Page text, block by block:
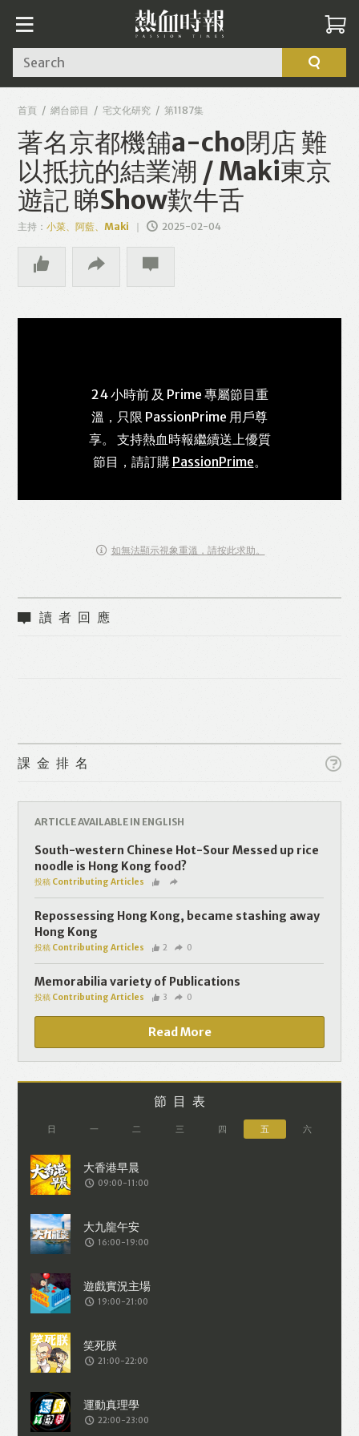
WhatsApp Email
Search
首頁 網台節目 宅文化研究 第1187集
著名京都機舖a-cho閉店 難
以抵抗的結業潮 / Maki東京
遊記 睇Show歎牛舌
主持：小菜、阿藍、Maki 2025-02-04
24 小時前 及 Prime 專屬節目重
溫，只限 PassionPrime 用戶尊
享。 支持熱血時報繼續送上優質
節目，請訂購 PassionPrime。
如無法顯示視象重溫，請按此求助。
讀者回應
課金排名
ARTICLE AVAILABLE IN ENGLISH
South-western Chinese Hot-Sour Messed up rice
noodle is Hong Kong food?
投稿 Contributing Articles
Repossessing Hong Kong, became stashing away
Hong Kong
投稿 Contributing Articles 2 0
Memorabilia variety of Publications
投稿 Contributing Articles 3 0
Read More
節目表
日 一 二 三 四 五 六
09:00-11:00
16:00-19:00
19:00-21:00
21:00-22:00
22:00-23:00